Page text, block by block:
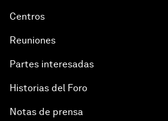
Centros
Reuniones
Partes interesadas
Historias del Foro
Notas de prensa